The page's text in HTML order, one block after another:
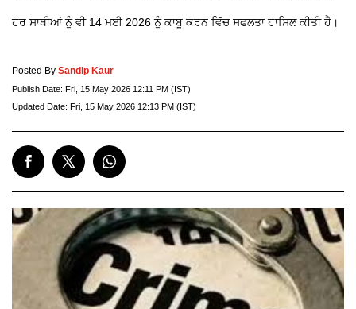
ਹੋਰ ਸਾਥੀਆਂ ਨੂੰ ਵੀ 14 ਮਈ 2026 ਨੂੰ ਕਾਬੂ ਕਰਨ ਵਿੱਚ ਸਫਲਤਾ ਹਾਸਿਲ ਕੀਤੀ ਹੈ।
Posted By Sandip Kaur
Publish Date: Fri, 15 May 2026 12:11 PM (IST)
Updated Date: Fri, 15 May 2026 12:13 PM (IST)